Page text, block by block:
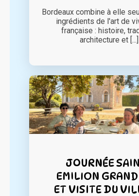
Bordeaux combine à elle
ingrédients de l'art de
française : histoire,
architecture et [...]
JOURNÉE
EMILION
ET VISITE DU